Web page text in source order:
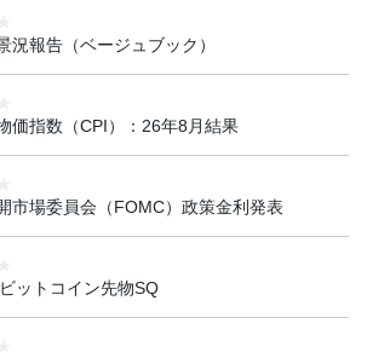
況報告（ベージュブック）
価指数（CPI）：26年8月結果
市場委員会（FOMC）政策金利発表
ビットコイン先物SQ